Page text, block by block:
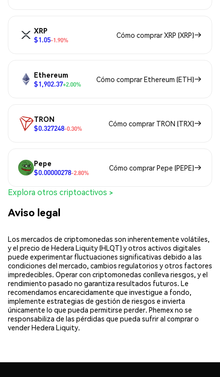
XRP
$1.05-1.90%
Cómo comprar XRP (XRP)
Ethereum
$1,902.37+2.00%
Cómo comprar Ethereum (ETH)
TRON
$0.327248-0.30%
Cómo comprar TRON (TRX)
Pepe
$0.00000278-2.80%
Cómo comprar Pepe (PEPE)
Explora otros criptoactivos >
Aviso legal
Los mercados de criptomonedas son inherentemente volátiles,
y el precio de Hedera Liquity (HLQT) y otros activos digitales
puede experimentar fluctuaciones significativas debido a las
condiciones del mercado, cambios regulatorios y otros factores
impredecibles. Operar con criptomonedas conlleva riesgos, y el
rendimiento pasado no garantiza resultados futuros. Le
recomendamos encarecidamente que investigue a fondo,
implemente estrategias de gestión de riesgos e invierta
únicamente lo que pueda permitirse perder. Phemex no se
responsabiliza de las pérdidas que pueda sufrir al comprar o
vender Hedera Liquity.